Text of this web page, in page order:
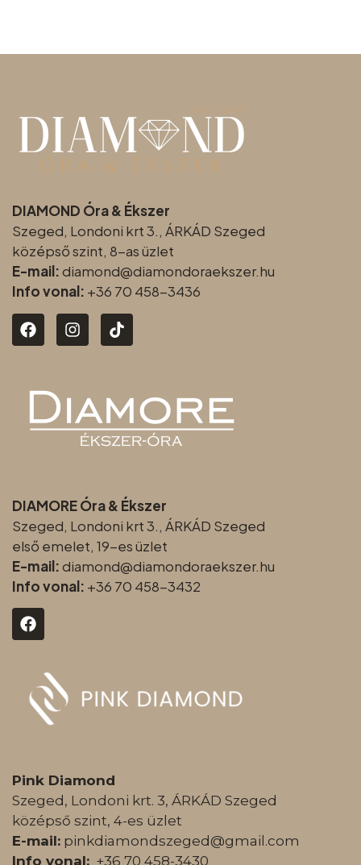
DIAMOND Óra & Ékszer
Szeged, Londoni krt 3., ÁRKÁD Szeged
középső szint, 8-as üzlet
E-mail:diamond@diamondoraekszer.hu
Info vonal: +36 70 458-3436
DIAMORE Óra & Ékszer
Szeged, Londoni krt 3., ÁRKÁD Szeged
első emelet, 19-es üzlet
E-mail:diamond@diamondoraekszer.hu
Info vonal: +36 70 458-3432
Pink Diamond
Szeged, Londoni krt. 3, ÁRKÁD Szeged
középső szint, 4-es üzlet
E-mail: pinkdiamondszeged@gmail.com
Info vonal: +36 70 458-3430